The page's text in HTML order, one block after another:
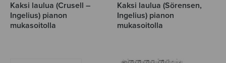
Kaksi laulua (Crusell –
Ingelius) pianon
mukasoitolla
Kaksi laulua (Sörensen,
Ingelius) pianon
mukasoitolla